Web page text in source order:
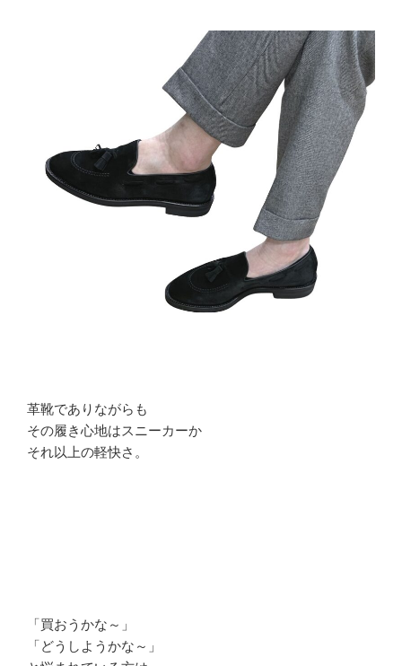
革靴でありながらも
その履き心地はスニーカーか
それ以上の軽快さ。
「買おうかな～」
「どうしようかな～」